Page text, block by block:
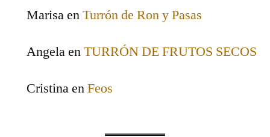
MarisaenTurrón de Ron y Pasas
AngelaenTURRÓN DE FRUTOS SECOS
CristinaenFeos